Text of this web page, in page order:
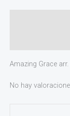
Amazing Grace
No hay